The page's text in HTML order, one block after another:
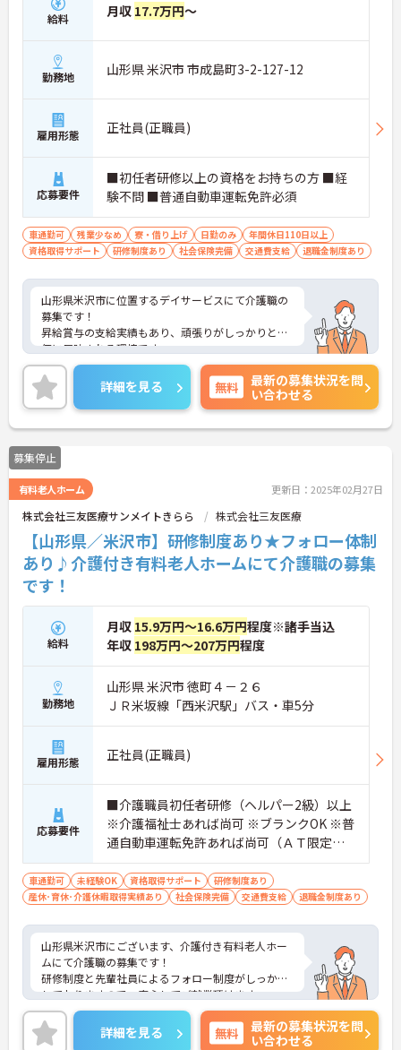
給料 月収 17.7万円～
勤務地 山形県 米沢市 市成島町3-2-127-12
雇用形態 正社員(正職員)
応募要件
■初任者研修以上の資格をお持ちの方 ■経
験不問 ■普通自動車運転免許必須
車通勤可 残業少なめ 寮・借り上げ 日勤のみ
年間休日110日以上
資格取得サポート
研修制度あり 社会保険完備 交通費支給 退職金制度あり
山形県米沢市に位置するデイサービスにて介護職の
募集です！
昇給賞与の支給実績もあり、頑張りがしっかりと評
価に反映される環境です。
ご興味ある方には、面接対策ポイントなど、さらに
詳細をお話しいたしますのでお気軽にご相談くださ
い！
詳細を見る 無料
最新の募集状況を問
い合わせる
募集停止
有料老人ホーム 更新日：2025年02月27日
株式会社三友医療サンメイトきらら 株式会社三友医療
【山形県／米沢市】研修制度あり★フォロー体制
あり♪介護付き有料老人ホームにて介護職の募集
です！
給料
月収 15.9万円～16.6万円程度※諸手当込
年収 198万円～207万円程度
勤務地
山形県 米沢市 徳町４－２６
ＪＲ米坂線「西米沢駅」バス・車5分
雇用形態 正社員(正職員)
応募要件
■介護職員初任者研修（ヘルパー2級）以上
※介護福祉士あれば尚可 ※ブランクOK ※普
通自動車運転免許あれば尚可（ＡＴ限定
可）
車通勤可 未経験OK 資格取得サポート
研修制度あり
産休･育休･介護休暇取得実績あり
社会保険完備 交通費支給 退職金制度あり
山形県米沢市にございます、介護付き有料老人ホー
ムにて介護職の募集です！
研修制度と先輩社員によるフォロー制度がしっかり
しておりますので、安心してご就業頂けます。
ご興味のある方は、マイナビ介護職までお問い合わ
せください。詳細を見る 無料
最新の募集状況を問
い合わせる